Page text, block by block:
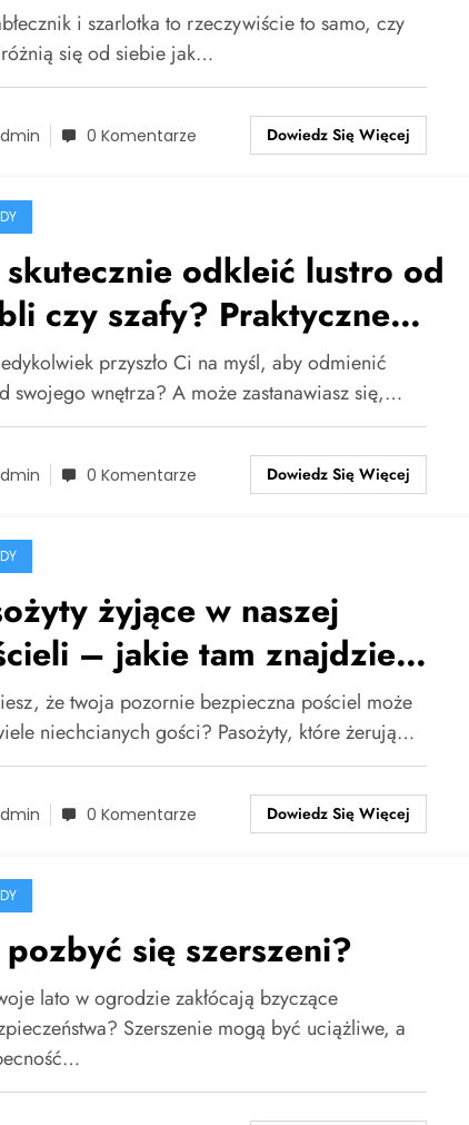
i szarlotka to rzeczywiście to samo, czy
się od siebie jak…
0 Komentarze Dowiedz Się Więcej
skutecznie odkleić lustro od
czy szafy? Praktyczne
przyszło Ci na myśl, aby odmienić
swojego wnętrza? A może zastanawiasz się,…
0 Komentarze Dowiedz Się Więcej
żyjące w naszej
– jakie tam znajdziemy
się ich pozbyć?
że twoja pozornie bezpieczna pościel może
niechcianych gości? Pasożyty, które żerują…
0 Komentarze Dowiedz Się Więcej
pozbyć się szerszeni?
lato w ogrodzie zakłócają bzyczące
Szerszenie mogą być uciążliwe, a